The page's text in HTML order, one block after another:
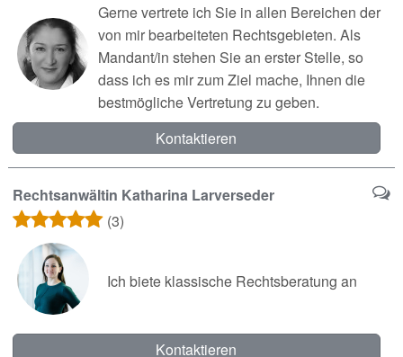
Gerne vertrete ich Sie in allen Bereichen der
von mir bearbeiteten Rechtsgebieten. Als
Mandant/in stehen Sie an erster Stelle, so
dass ich es mir zum Ziel mache, Ihnen die
bestmögliche Vertretung zu geben.
Kontaktieren
Rechtsanwältin Katharina Larverseder
(3)
Ich biete klassische Rechtsberatung an
Kontaktieren